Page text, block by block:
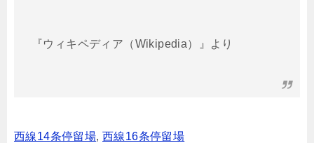
『ウィキペディア（Wikipedia）』より
西線14条停留場,西線16条停留場